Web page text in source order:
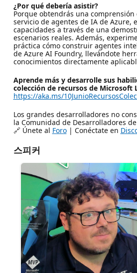
¿Por qué debería asistir?
Porque obtendrás una
servicio de agentes de IA de Azure,
capacidades a través de una
escenarios reales. Además,
práctica cómo construir agentes
de Azure AI Foundry, llevándote
conocimientos directamente
Aprende más y desarrolle sus
colección de recursos de Microsoft
https://aka.ms/
Los grandes desarrolladores no
la Comunidad de Desarrolladores
🔗 Únete al Foro| Conéctate en
스피커